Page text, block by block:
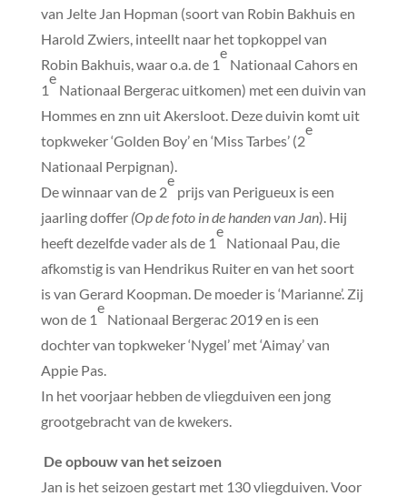
van Jelte Jan Hopman (soort van Robin Bakhuis en
Harold Zwiers, inteellt naar het topkoppel van
Robin Bakhuis, waar o.a. de 1
e
Nationaal Cahors en
1
e
Nationaal Bergerac uitkomen) met een duivin van
Hommes en znn uit Akersloot. Deze duivin komt uit
topkweker ‘Golden Boy’ en ‘Miss Tarbes’ (2
e
Nationaal Perpignan).
De winnaar van de 2
e
prijs van Perigueux is een
jaarling doffer (Op de foto in de handen van Jan). Hij
heeft dezelfde vader als de 1
e
Nationaal Pau, die
afkomstig is van Hendrikus Ruiter en van het soort
is van Gerard Koopman. De moeder is ‘Marianne’. Zij
won de 1
e
Nationaal Bergerac 2019 en is een
dochter van topkweker ‘Nygel’ met ‘Aimay’ van
Appie Pas.
In het voorjaar hebben de vliegduiven een jong
grootgebracht van de kwekers.
De opbouw van het seizoen
Jan is het seizoen gestart met 130 vliegduiven. Voor